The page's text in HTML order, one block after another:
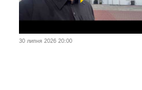
30 липня 2026 20:00